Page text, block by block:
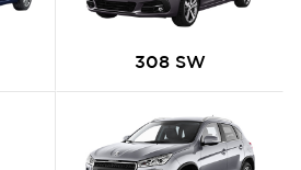
308 SW